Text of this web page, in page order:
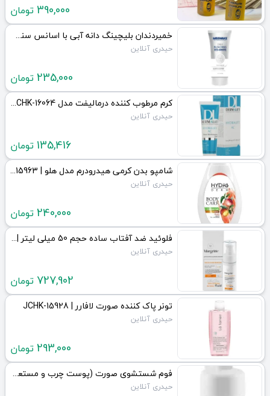
390,000 تومان
خمیردندان بلیچینگ دانه آبی با اسانس سنسیتیو مینت | JCHK-16150
حیدری آنلاین
235,000تومان
کرم مرطوب کننده درمالیفت مدل Hydralift AC | JCHK-16064
حیدری آنلاین
135,416 تومان
شامپو بدن کرمی هیدرودرم مدل هلو | JCHK-15963
حیدری آنلاین
240,000تومان
فلوئید ضد آفتاب ساده حجم 50 میلی لیتر | JCHK-15946
حیدری آنلاین
727,902 تومان
تونر پاک کننده صورت لافارر | JCHK-15928
حیدری آنلاین
293,000تومان
فوم شستشوی صورت (پوست چرب و مستعد آکنه) | JCHK-15897
حیدری آنلاین